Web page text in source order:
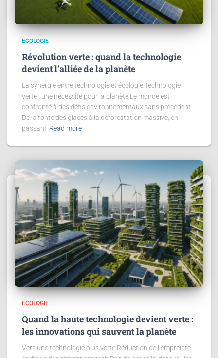
ECOLOGIE
Révolution verte : quand la technologie
devient l’alliée de la planète
La synergie entre technologie et écologie Technologie
verte : une nécessité pour la planète Le monde est
confronté à des défis environnementaux sans précédent.
De la fonte des glaces à la déforestation massive, en
passant Read more
ECOLOGIE
Quand la haute technologie devient verte :
les innovations qui sauvent la planète
Vers une technologie plus verte Réduction de l’empreinte